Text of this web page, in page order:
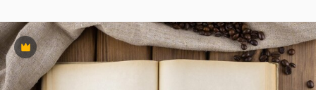
Premium